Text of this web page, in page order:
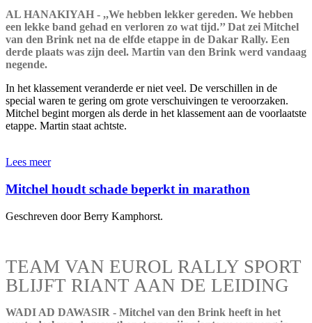
AL HANAKIYAH - ,,We hebben lekker gereden. We hebben
een lekke band gehad en verloren zo wat tijd.’’ Dat zei Mitchel
van den Brink net na de elfde etappe in de Dakar Rally. Een
derde plaats was zijn deel. Martin van den Brink werd vandaag
negende.
In het klassement veranderde er niet veel. De verschillen in de
special waren te gering om grote verschuivingen te veroorzaken.
Mitchel begint morgen als derde in het klassement aan de voorlaatste
etappe. Martin staat achtste.
Lees meer
Mitchel houdt schade beperkt in marathon
Geschreven door Berry Kamphorst.
TEAM VAN EUROL RALLY SPORT
BLIJFT RIANT AAN DE LEIDING
WADI AD DAWASIR - Mitchel van den Brink heeft in het